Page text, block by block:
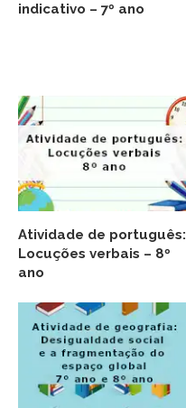
indicativo – 7º ano
Atividade de português:
Locuções verbais – 8º
ano